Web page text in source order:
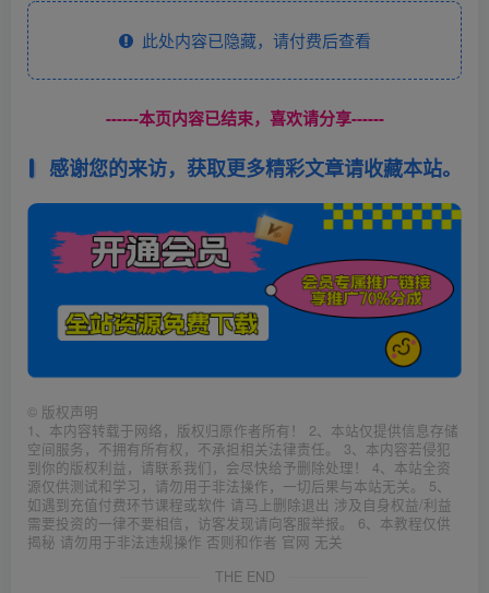
此处内容已隐藏，请付费后查看
------本页内容已结束，喜欢请分享------
感谢您的来访，获取更多精彩文章请收藏本站。
© 版权声明
1、本内容转载于网络，版权归原作者所有！ 2、本站仅提供信息存储
空间服务，不拥有所有权，不承担相关法律责任。 3、本内容若侵犯
到你的版权利益，请联系我们，会尽快给予删除处理！ 4、本站全资
源仅供测试和学习，请勿用于非法操作，一切后果与本站无关。 5、
如遇到充值付费环节课程或软件 请马上删除退出 涉及自身权益/利益
需要投资的一律不要相信，访客发现请向客服举报。 6、本教程仅供
揭秘 请勿用于非法违规操作 否则和作者 官网 无关
THE END